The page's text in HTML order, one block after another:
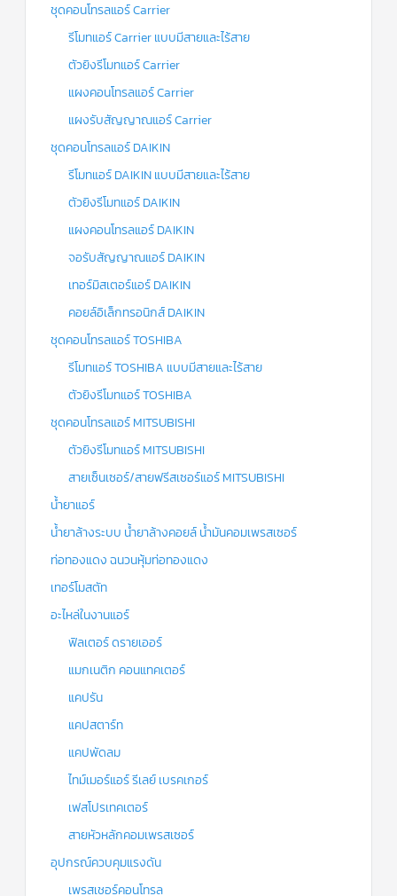
ชุดคอนโทรลแอร์ Carrier
รีโมทแอร์ Carrier แบบมีสายและไร้สาย
ตัวยิงรีโมทแอร์ Carrier
แผงคอนโทรลแอร์ Carrier
แผงรับสัญญาณแอร์ Carrier
ชุดคอนโทรลแอร์ DAIKIN
รีโมทแอร์ DAIKIN แบบมีสายและไร้สาย
ตัวยิงรีโมทแอร์ DAIKIN
แผงคอนโทรลแอร์ DAIKIN
จอรับสัญญาณแอร์ DAIKIN
เทอร์มิสเตอร์แอร์ DAIKIN
คอยล์อิเล็กทรอนิกส์ DAIKIN
ชุดคอนโทรลแอร์ TOSHIBA
รีโมทแอร์ TOSHIBA แบบมีสายและไร้สาย
ตัวยิงรีโมทแอร์ TOSHIBA
ชุดคอนโทรลแอร์ MITSUBISHI
ตัวยิงรีโมทแอร์ MITSUBISHI
สายเซ็นเซอร์/สายฟรีสเซอร์แอร์ MITSUBISHI
น้ำยาแอร์
น้ำยาล้างระบบ น้ำยาล้างคอยล์ น้ำมันคอมเพรสเซอร์
ท่อทองแดง ฉนวนหุ้มท่อทองแดง
เทอร์โมสตัท
อะไหล่ในงานแอร์
ฟิลเตอร์ ดรายเออร์
แมกเนติก คอนแทคเตอร์
แคปรัน
แคปสตาร์ท
แคปพัดลม
ไทม์เมอร์แอร์ รีเลย์ เบรคเกอร์
เฟสโปรเทคเตอร์
สายหัวหลักคอมเพรสเซอร์
อุปกรณ์ควบคุมแรงดัน
เพรสเชอร์คอนโทรล